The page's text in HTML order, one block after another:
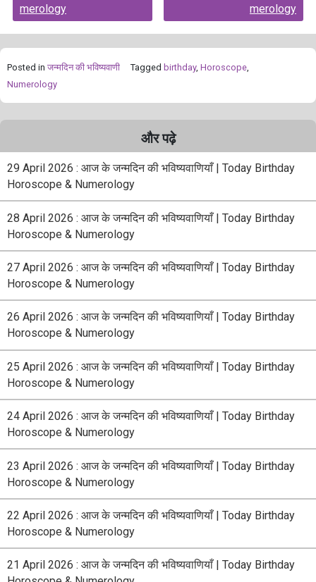
merology
merology
Posted in जन्मदिन की भविष्यवाणी Tagged birthday, Horoscope,
Numerology
और पढ़े
29 April 2026 : आज के जन्मदिन की भविष्यवाणियाँ | Today Birthday
Horoscope & Numerology
28 April 2026 : आज के जन्मदिन की भविष्यवाणियाँ | Today Birthday
Horoscope & Numerology
27 April 2026 : आज के जन्मदिन की भविष्यवाणियाँ | Today Birthday
Horoscope & Numerology
26 April 2026 : आज के जन्मदिन की भविष्यवाणियाँ | Today Birthday
Horoscope & Numerology
25 April 2026 : आज के जन्मदिन की भविष्यवाणियाँ | Today Birthday
Horoscope & Numerology
24 April 2026 : आज के जन्मदिन की भविष्यवाणियाँ | Today Birthday
Horoscope & Numerology
23 April 2026 : आज के जन्मदिन की भविष्यवाणियाँ | Today Birthday
Horoscope & Numerology
22 April 2026 : आज के जन्मदिन की भविष्यवाणियाँ | Today Birthday
Horoscope & Numerology
21 April 2026 : आज के जन्मदिन की भविष्यवाणियाँ | Today Birthday